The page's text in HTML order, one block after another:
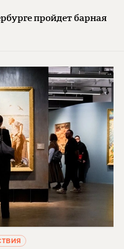
пройдет барная